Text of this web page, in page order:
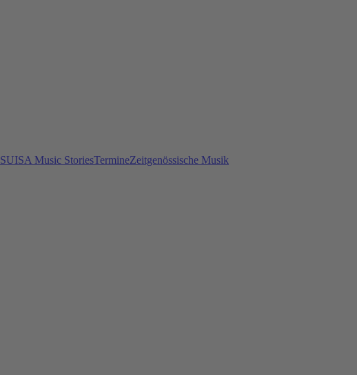
SUISA Music StoriesTermineZeitgenössische Musik